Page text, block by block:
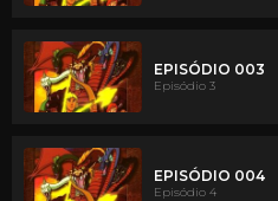
EPISÓDIO 003
Episódio 3
EPISÓDIO 004
Episódio 4